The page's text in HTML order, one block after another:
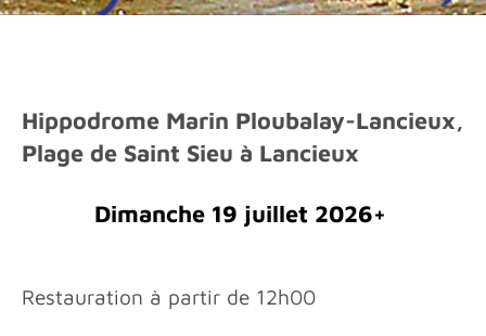
Hippodrome Marin Ploubalay-Lancieux,
Plage de Saint Sieu à Lancieux
Dimanche 19 juillet 2026+
Restauration à partir de 12h00